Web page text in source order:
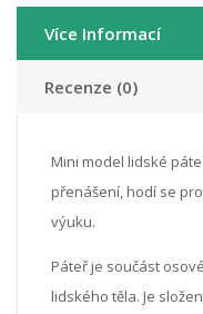
Více Informací
Recenze (0)
Mini model lidské
přenášení, hodí se
výuku.
Páteř je součást
lidského těla. Je